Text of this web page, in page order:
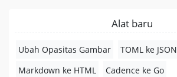
Alat baru
Ubah Opasitas Gambar
TOML ke JSON
Markdown ke HTML
Cadence ke Go